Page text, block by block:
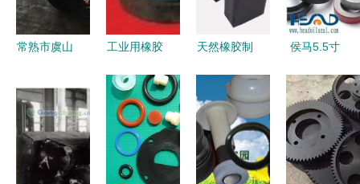
常熟市虞山
制品厂 精
工品质驱动
橡塑生态创
新
工业用橡胶
如何选择优
质可靠的厂
家货源与供
应信息
天然橡胶制
须使用炭黑
吗？——解
析橡胶制品
的补强与颜
侯马5.5寸
家直销 橡
胶制品的可
靠之选